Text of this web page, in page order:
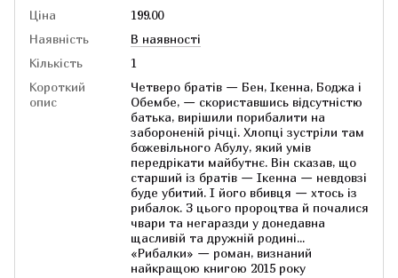
Ціна
199.00
Наявність
В наявності
Кількість
1
Короткий
опис
Четверо братів — Бен, Ікенна, Боджа і
Обембе, — скориставшись відсутністю
батька, вирішили порибалити на
забороненій річці. Хлопці зустріли там
божевільного Абулу, який умів
передрікати майбутнє. Він сказав, що
старший із братів — Ікенна — невдовзі
буде убитий. І його вбивця — хтось із
рибалок. З цього пророцтва й почалися
чвари та негаразди у донедавна
щасливій та дружній родині...
«Рибалки» — роман, визнаний
найкращою книгою 2015 року